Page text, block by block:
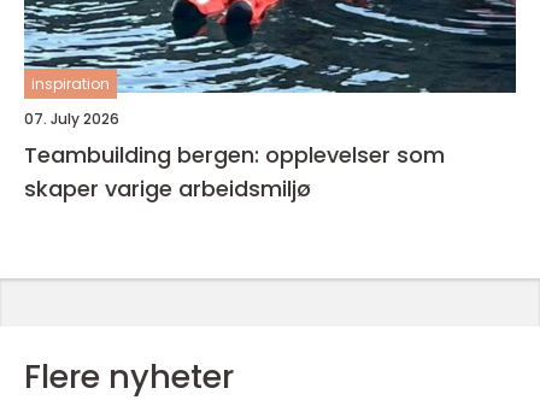
inspiration
07. July 2026
Teambuilding bergen: opplevelser som
skaper varige arbeidsmiljø
Flere nyheter